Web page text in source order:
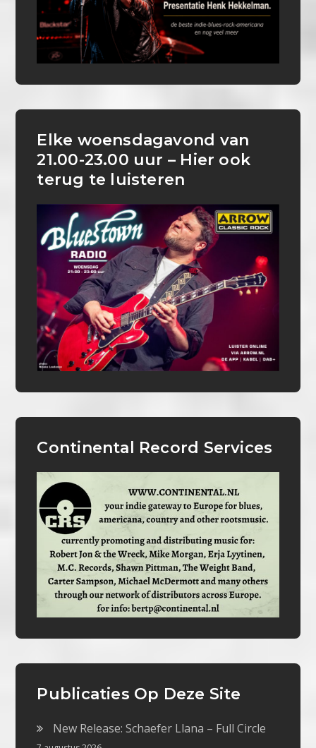
Elke woensdagavond van
21.00-23.00 uur – Hier ook
terug te luisteren
Continental Record Services
Publicaties Op Deze Site
New Release: Schaefer Llana – Full Circle